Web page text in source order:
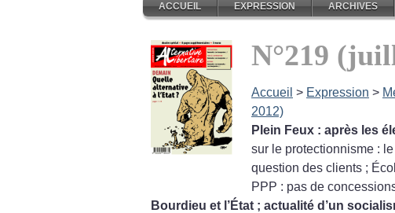
ACCUEIL EXPRESSION ARCHIVES
N°219
Accueil > Expression >
2012)
Plein Feux : après les
sur le protectionnisme :
question des clients ;
PPP : pas de
Bourdieu et l’État ; actualité d’un